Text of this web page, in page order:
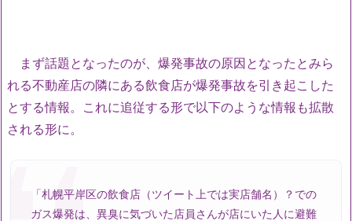
まず話題となったのが、爆発事故の原因となったとみら
れる不動産店の隣にある飲食店が爆発事故を引き起こした
とする情報。これに追従する形で以下のような情報も拡散
される形に。
「札幌平岸区の飲食店（ツイート上では実店舗名）？での
ガス爆発は、異臭に気づいた店員さんが店にいた人に避難